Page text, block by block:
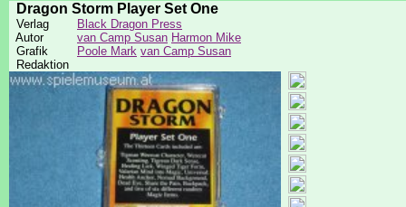
Dragon Storm Player Set One
Verlag
Black Dragon Press
Autor
van Camp Susan Harmon Mike
Grafik
Poole Mark van Camp Susan
Redaktion